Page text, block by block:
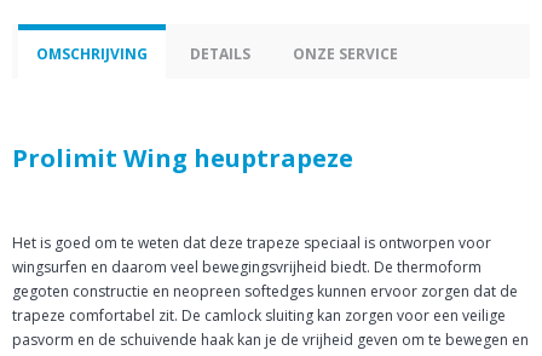
OMSCHRIJVING DETAILS ONZE SERVICE
Prolimit Wing heuptrapeze
Het is goed om te weten dat deze trapeze speciaal is ontworpen voor
wingsurfen en daarom veel bewegingsvrijheid biedt. De thermoform
gegoten constructie en neopreen softedges kunnen ervoor zorgen dat de
trapeze comfortabel zit. De camlock sluiting kan zorgen voor een veilige
pasvorm en de schuivende haak kan je de vrijheid geven om te bewegen en